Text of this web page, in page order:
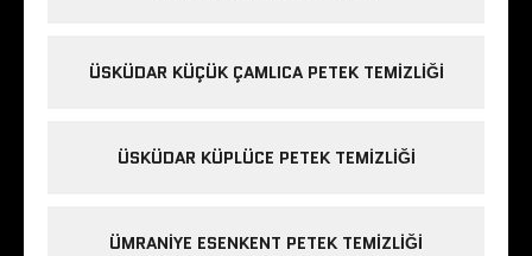
ÜSKÜDAR KÜÇÜK ÇAMLICA PETEK TEMIZLIĞI
ÜSKÜDAR KÜPLÜCE PETEK TEMIZLIĞI
ÜMRANIYE ESENKENT PETEK TEMIZLIĞI